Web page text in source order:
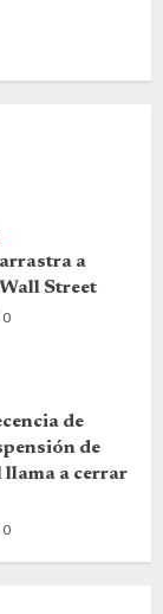
a
Street
0
de
de
llama a cerrar
0